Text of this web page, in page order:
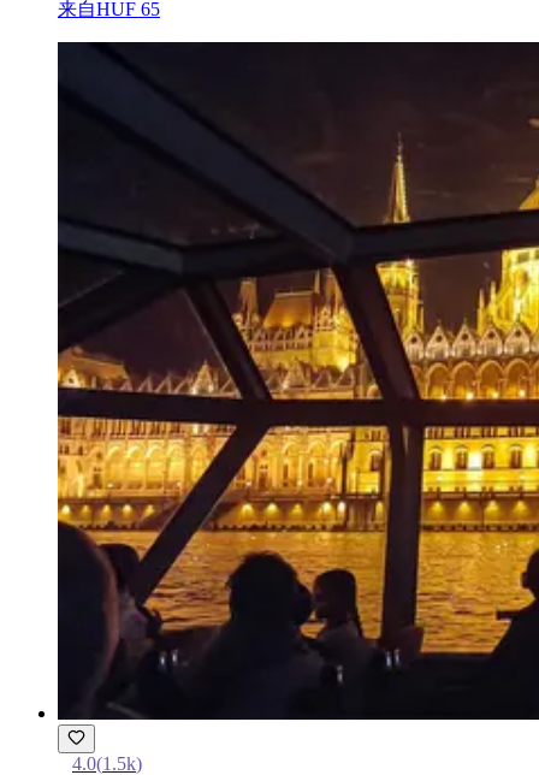
来自HUF 65
4.0(1.5k)